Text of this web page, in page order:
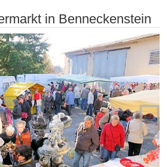
in Benneckenstein
